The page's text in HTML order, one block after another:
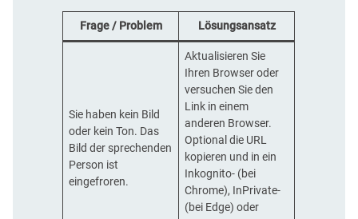
Frage / Problem Lösungsansatz
Sie haben kein Bild
oder kein Ton. Das
Bild der sprechenden
Person ist
eingefroren.
Aktualisieren Sie
Ihren Browser oder
versuchen Sie den
Link in einem
anderen Browser.
Optional die URL
kopieren und in ein
Inkognito- (bei
Chrome), InPrivate-
(bei Edge) oder